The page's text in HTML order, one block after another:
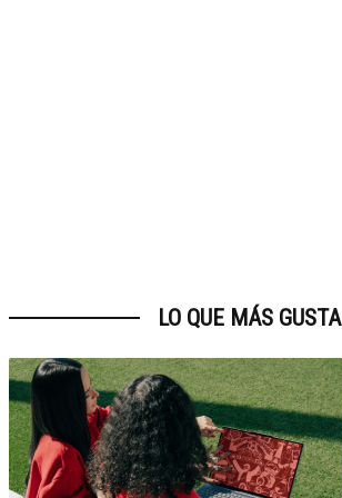
LO QUE MÁS GUSTA